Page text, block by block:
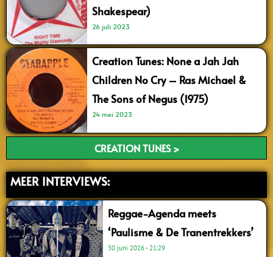
Shakespear)
26 juli 2023
Creation Tunes: None a Jah Jah
Children No Cry – Ras Michael &
The Sons of Negus (1975)
24 mei 2023
CREATION TUNES >
MEER INTERVIEWS:
Reggae-Agenda meets
‘Paulisme & De Tranentrekkers’
30 juni 2026 21:29